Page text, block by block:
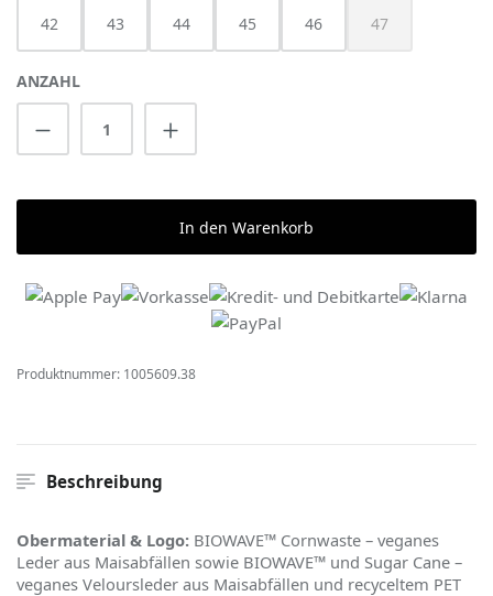
42 43 44 45 46 47
(Diese Option ist
ANZAHL
Produkt Anzahl: Gib den gewünschten
In den Warenkorb
Produktnummer: 1005609.38
Beschreibung
Obermaterial & Logo: BIOWAVE™ Cornwaste – veganes
Leder aus Maisabfällen sowie BIOWAVE™ und Sugar Cane –
veganes Veloursleder aus Maisabfällen und recyceltem PET